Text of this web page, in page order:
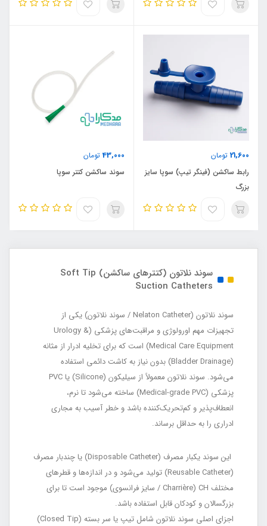
21,600 تومان
رابط ساکشن (فینگر تیپ) سوپا سایز
بزرگ
43,000تومان
سوند ساکشن کتتر سوپا
سوند نلاتون (کتترهای ساکشن) Soft Tip
Suction Catheters
سوند نلاتون (Nelaton Catheter / سوند نلاتون) یکی از
تجهیزات مهم اورولوژی و مراقبت‌های پزشکی (Urology &
Medical Care Equipment) است که برای تخلیه ادرار از مثانه
(Bladder Drainage) بدون نیاز به کاشت دائمی استفاده
می‌شود. سوند نلاتون معمولاً از سیلیکون (Silicone) یا PVC
پزشکی (Medical-grade PVC) ساخته می‌شود تا نرم،
انعطاف‌پذیر و کم‌تحریک‌کننده باشد و خطر آسیب به مجاری
ادراری را به حداقل برساند.
این سوند یکبار مصرف (Disposable Catheter) یا چندبار مصرف
(Reusable Catheter) تولید می‌شود و در اندازه‌ها و قطرهای
مختلف CH (Charrière / سایز فرانسوی) موجود است تا برای
بزرگسالان و کودکان قابل استفاده باشد.
اجزای اصلی سوند نلاتون شامل تیپ یا سر بسته (Closed Tip)